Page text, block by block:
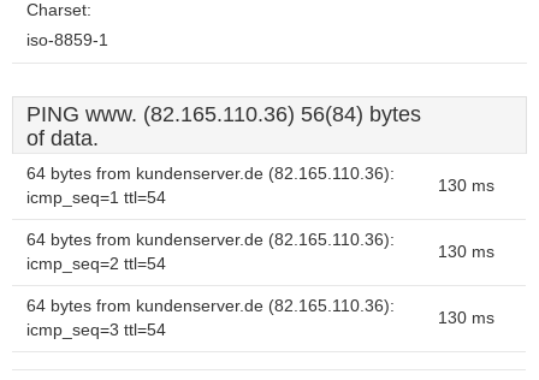
Charset:
iso-8859-1
PING www. (82.165.110.36) 56(84) bytes
of data.
64 bytes from kundenserver.de (82.165.110.36):
icmp_seq=1 ttl=54
130 ms
64 bytes from kundenserver.de (82.165.110.36):
icmp_seq=2 ttl=54
130 ms
64 bytes from kundenserver.de (82.165.110.36):
icmp_seq=3 ttl=54
130 ms